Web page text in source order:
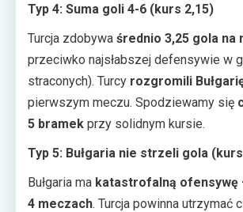
Typ 4: Suma goli 4-6 (kurs 2,15)
Turcja zdobywa średnio 3,25 gola na
przeciwko najsłabszej defensywie w
straconych). Turcy rozgromili
pierwszym meczu. Spodziewamy się
5 bramek przy solidnym kursie.
Typ 5: Bułgaria nie strzeli gola
Bułgaria ma katastrofalną ofensywę
4 meczach. Turcja powinna utrzymać